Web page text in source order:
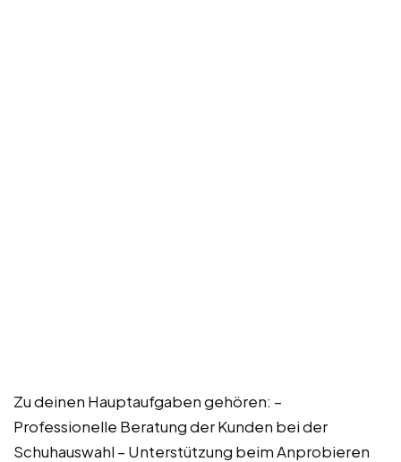
Zu deinen Hauptaufgaben gehören: –
Professionelle Beratung der Kunden bei der
Schuhauswahl – Unterstützung beim Anprobieren